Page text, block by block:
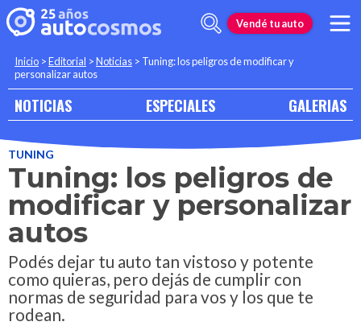
Vendé tu auto
Inicio >Editorial >Noticias > Tuning: los peligros de modificar y
personalizar autos
NOTICIAS ESPECIALES GALERIAS
TUNING
Tuning: los peligros de
modificar y personalizar
autos
Podés dejar tu auto tan vistoso y potente
como quieras, pero dejás de cumplir con
normas de seguridad para vos y los que te
rodean.